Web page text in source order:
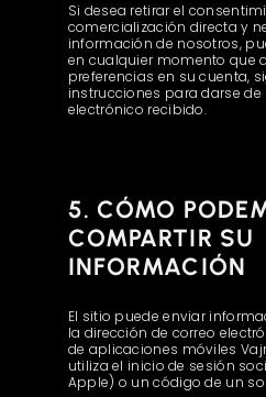
Si desea retirar el
comercialización directa y
información de nosotros,
en cualquier momento que
preferencias en su cuenta,
instrucciones para darse de
electrónico recibido.
5. CÓMO
COMPARTIR SU
INFORMACIÓN
El sitio puede enviar
la dirección de correo
de aplicaciones móviles
utiliza el inicio de sesión
Apple) o un código de un